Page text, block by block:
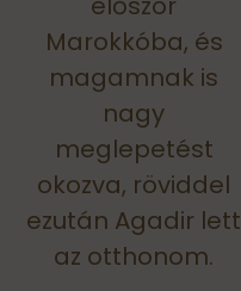
Marokkóba, és
magamnak is
nagy
meglepetést
okozva, röviddel
ezután Agadir lett
az otthonom.